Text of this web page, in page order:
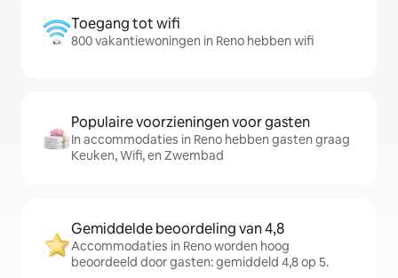
Toegang tot wifi
800 vakantiewoningen in Reno hebben wifi
Populaire voorzieningen voor gasten
In accommodaties in Reno hebben gasten graag
Keuken, Wifi, en Zwembad
Gemiddelde beoordeling van 4,8
Accommodaties in Reno worden hoog
beoordeeld door gasten: gemiddeld 4,8 op 5.